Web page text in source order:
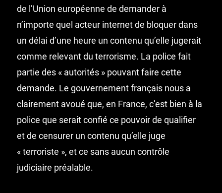
de l’Union européenne de demander à
n’importe quel acteur internet de bloquer dans
un délai d’une heure un contenu qu’elle jugerait
comme relevant du terrorisme. La police fait
partie des « autorités » pouvant faire cette
demande. Le gouvernement français nous a
clairement avoué que, en France, c’est bien à la
police que serait confié ce pouvoir de qualifier
et de censurer un contenu qu’elle juge
« terroriste », et ce sans aucun contrôle
judiciaire préalable.